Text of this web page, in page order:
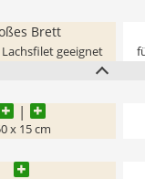
Brett
geeignet
x 15 cm